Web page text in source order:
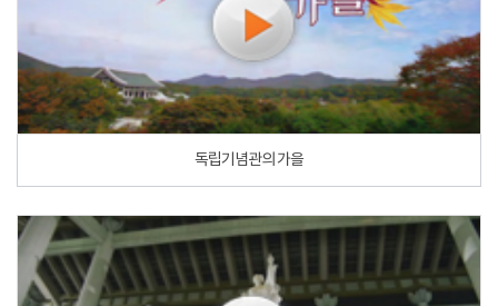
독립기념관의 가을